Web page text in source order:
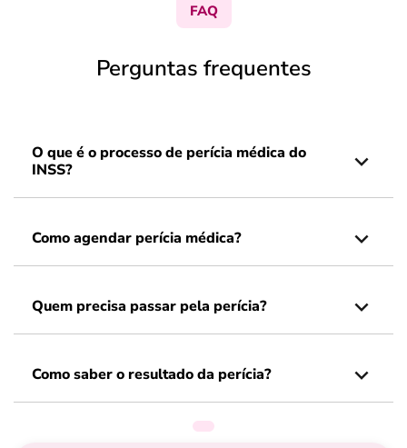
FAQ
Perguntas frequentes
O que é o processo de perícia médica do
INSS?
Como agendar perícia médica?
Quem precisa passar pela perícia?
Como saber o resultado da perícia?